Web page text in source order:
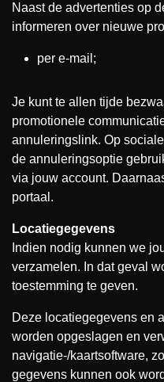
Naast de advertenties op
informeren over nieuwe
per e-mail;
Je kunt te allen tijde
promotionele
annuleringslink. Op
de annuleringsoptie
via jouw account.
portaal.
Locatiegegevens
Indien nodig kunnen we
verzamelen. In dat geval
toestemming te geven.
Deze locatiegegevens en
worden opgeslagen en
navigatie-/kaartsoftware,
gegevens kunnen ook